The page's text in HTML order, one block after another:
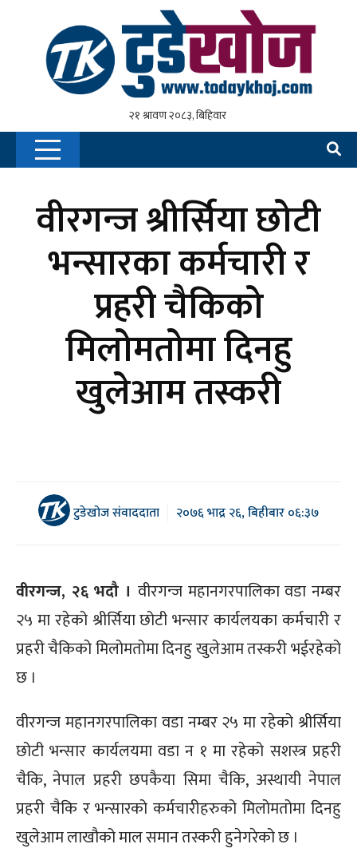
वीरगन्ज श्रीर्सिया छोटी
भन्सारका कर्मचारी र
प्रहरी चैकिको
मिलोमतोमा दिनहु
खुलेआम तस्करी
टुडेखोज संवाददाता २०७६ भाद्र २६, बिहीबार ०६:३७
वीरगन्ज, २६ भदौ । वीरगन्ज महानगरपालिका वडा नम्बर
२५ मा रहेको श्रीर्सिया छोटी भन्सार कार्यलयका कर्मचारी र
प्रहरी चैकिको मिलोमतोमा दिनहु खुलेआम तस्करी भईरहेको
छ ।
वीरगन्ज महानगरपालिका वडा नम्बर २५ मा रहेको श्रीर्सिया
छोटी भन्सार कार्यलयमा वडा न १ मा रहेको सशस्त्र प्रहरी
चैकि, नेपाल प्रहरी छपकैया सिमा चैकि, अस्थायी नेपाल
प्रहरी चैकि र भन्सारको कर्मचारीहरुको मिलोमतोमा दिनहु
खुलेआम लाखौको माल समान तस्करी हुनेगरेको छ ।